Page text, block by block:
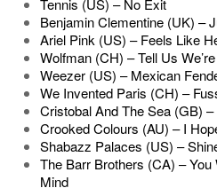
Tennis (US) – No Exit
Benjamin Clementine (UK) –
Ariel Pink (US) – Feels Like
Wolfman (CH) – Tell Us
Weezer (US) – Mexican
We Invented Paris (CH) –
Cristobal And The Sea (GB)
Crooked Colours (AU) – I
Shabazz Palaces (US) –
The Barr Brothers (CA) –
Mind